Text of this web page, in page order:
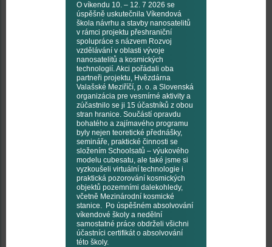
O víkendu 10. – 12. 7 2026 se
úspěšně uskutečnila Víkendová
škola návrhu a stavby nanosatelitů
v rámci projektu přeshraniční
spolupráce s názvem Rozvoj
vzdělávání v oblasti vývoje
nanosatelitů a kosmických
technologií. Akci pořádali oba
partneři projektu, Hvězdárna
Valašské Meziříčí, p. o. a Slovenská
organizácia pre vesmírné aktivity a
zúčastnilo se ji 15 účastníků z obou
stran hranice. Součástí opravdu
bohatého a zajímavého programu
byly nejen teoretické přednášky,
semináře, praktické činnosti se
složením Schoolsatů – výukového
modelu cubesatu, ale také jsme si
vyzkoušeli virtuální technologie i
praktická pozorování kosmických
objektů pozemními dalekohledy,
včetně Mezinárodní kosmické
stanice. Po úspěšném absolvování
víkendové školy a nedělní
samostatné práce obdrželi všichni
účastníci certifikát o absolvování
této školy.